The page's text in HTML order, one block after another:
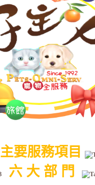
主要服務項目
六 大 部 門